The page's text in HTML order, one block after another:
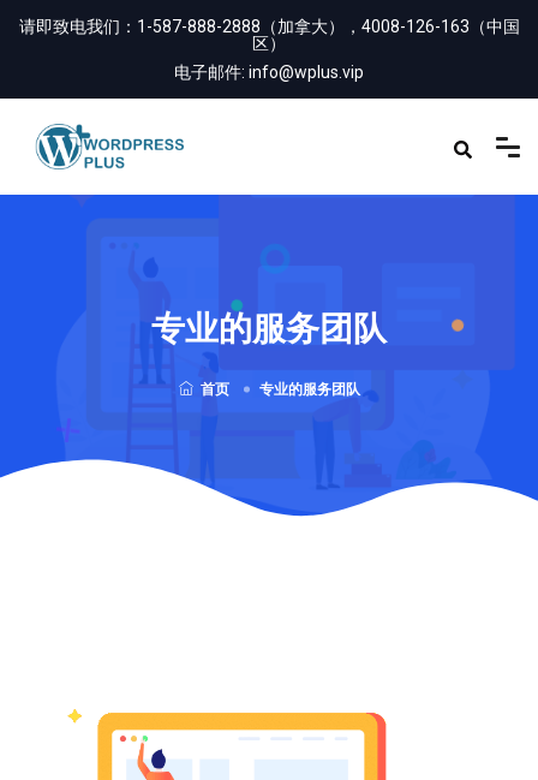
请即致电我们： 1-587-888-2888（加拿大），4008-126-163（中国
区）
电子邮件: info@wplus.vip
专业的服务团队
首页 专业的服务团队